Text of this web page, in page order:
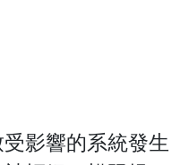
影響的系統發生